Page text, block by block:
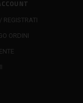
REGISTRATI
ORDINI